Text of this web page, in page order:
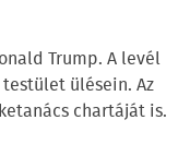
Trump. A levél
ülésein. Az
chartáját is.